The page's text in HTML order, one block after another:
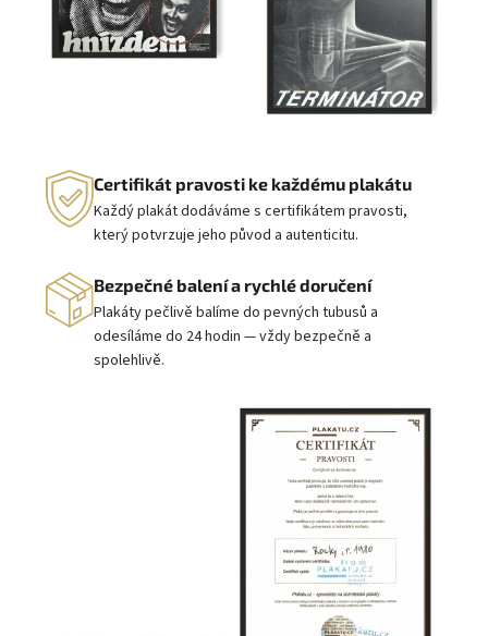
Certifikát pravosti ke každému plakátu
Každý plakát dodáváme s certifikátem pravosti,
který potvrzuje jeho původ a autenticitu.
Bezpečné balení a rychlé doručení
Plakáty pečlivě balíme do pevných tubusů a
odesíláme do 24 hodin — vždy bezpečně a
spolehlivě.